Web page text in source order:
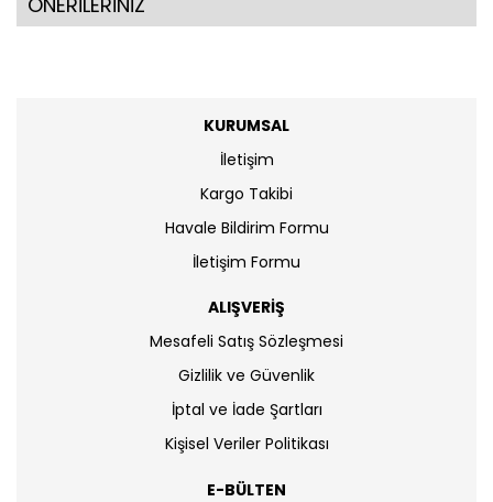
KURUMSAL
İletişim
Kargo Takibi
Havale Bildirim Formu
İletişim Formu
ALIŞVERİŞ
Mesafeli Satış Sözleşmesi
Gizlilik ve Güvenlik
İptal ve İade Şartları
Kişisel Veriler Politikası
E-BÜLTEN